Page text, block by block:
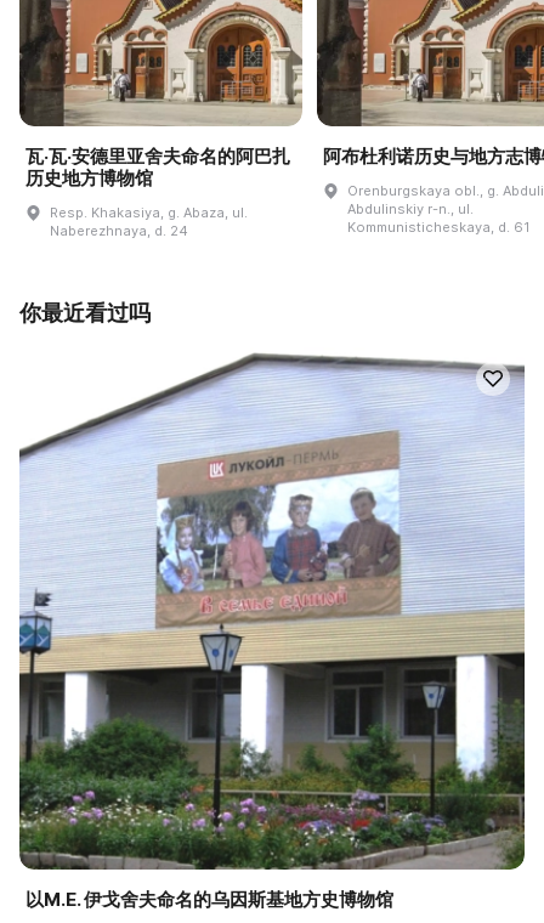
瓦·瓦·安德里亚舍夫命名的阿巴扎
历史地方博物馆
Resp. Khakasiya, g. Abaza, ul.
Naberezhnaya, d. 24
阿布杜利诺历史与地方志
Orenburgskaya obl., g.
Abdulinskiy r-n., ul.
Kommunisticheskaya, d. 61
你最近看过吗
以M.E. 伊戈舍夫命名的乌因斯基地方史博物馆